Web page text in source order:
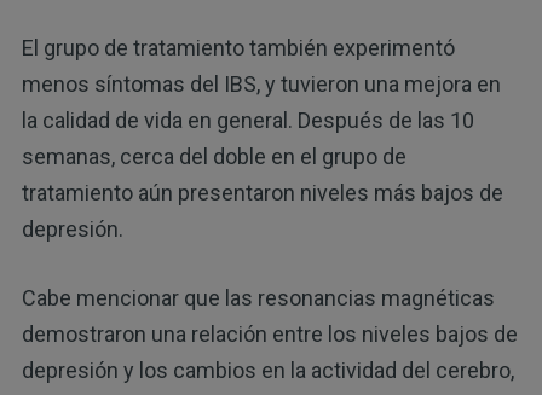
El grupo de tratamiento también experimentó
menos síntomas del IBS, y tuvieron una mejora en
la calidad de vida en general. Después de las 10
semanas, cerca del doble en el grupo de
tratamiento aún presentaron niveles más bajos de
depresión.
Cabe mencionar que las resonancias magnéticas
demostraron una relación entre los niveles bajos de
depresión y los cambios en la actividad del cerebro,